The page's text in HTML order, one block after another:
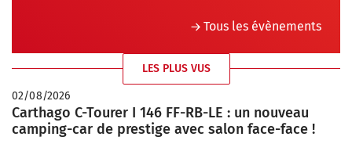
Tous les évènements
LES PLUS VUS
02/08/2026
Carthago C-Tourer I 146 FF-RB-LE : un nouveau
camping-car de prestige avec salon face-face !